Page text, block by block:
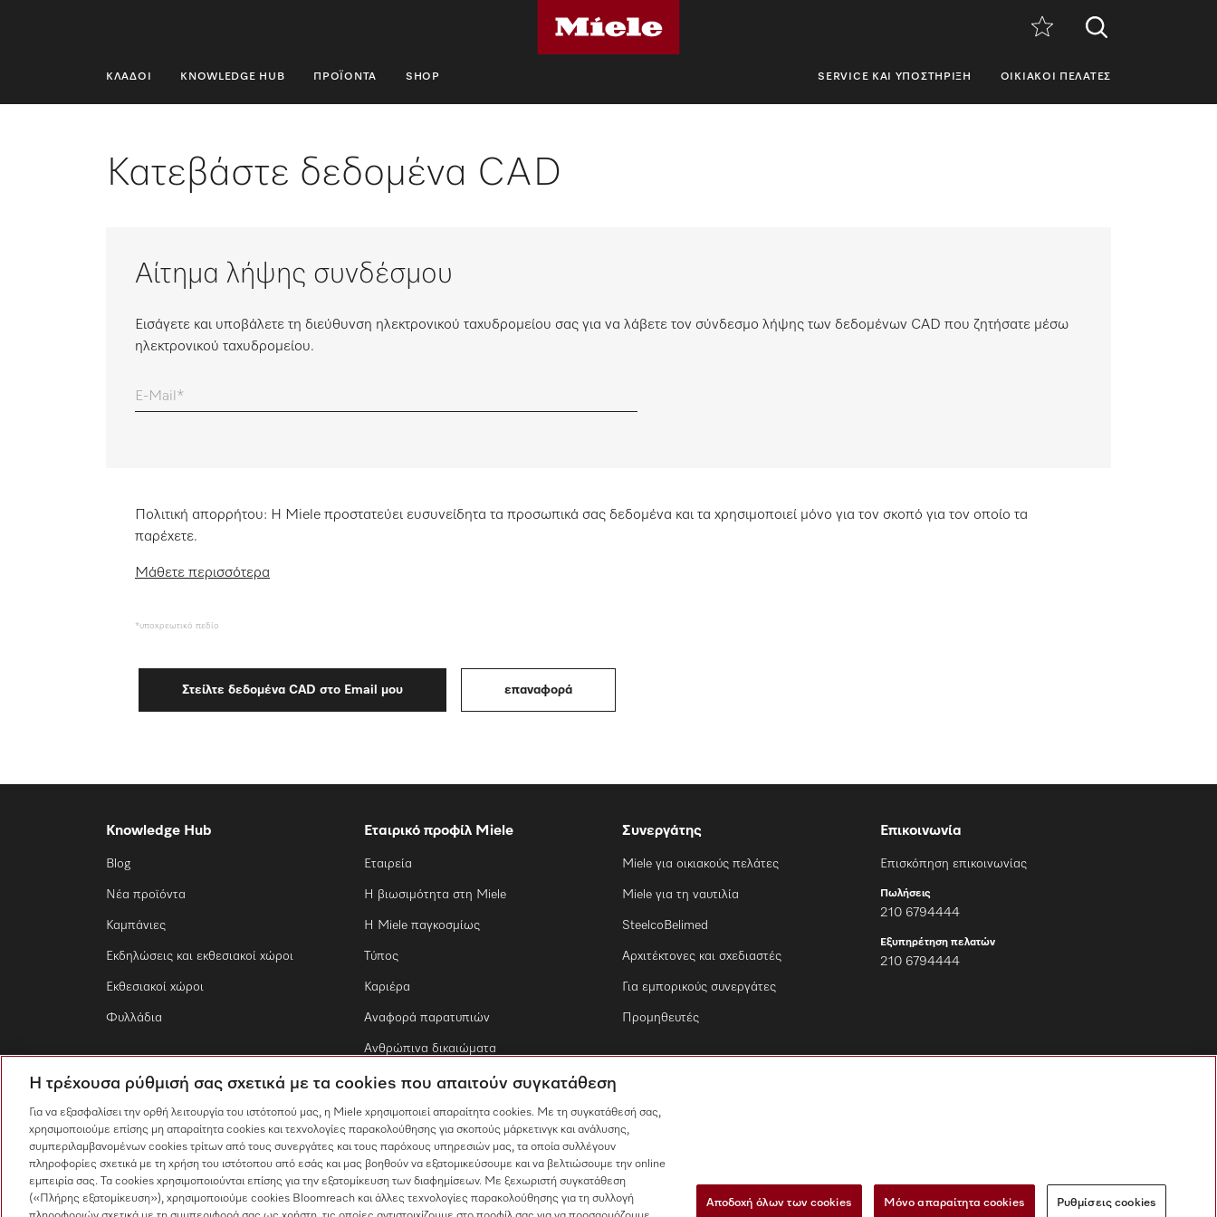
ΚΛΆΔΟΙ KNOWLEDGE HUB ΠΡΟΪΌΝΤΑ SHOP SERVICE ΚΑΙ ΥΠΟΣΤΉΡΙΞΗ ΟΙΚΙΑΚΟΊ ΠΕΛΆΤΕΣ
ΚΛΆΔΟΙ
SERVICE ΚΑΙ ΥΠΟΣΤΉΡΙΞΗ
Κατεβάστε δεδομένα CAD
Αίτημα λήψης συνδέσμου
Εισάγετε και υποβάλετε τη διεύθυνση ηλεκτρονικού ταχυδρομείου σας για να λάβετε τον σύνδεσμο λήψης των δεδομένων CAD που ζητήσατε μέσω
ηλεκτρονικού ταχυδρομείου.
E-Mail
Πολιτική απορρήτου: Η Miele προστατεύει ευσυνείδητα τα προσωπικά σας δεδομένα και τα χρησιμοποιεί μόνο για τον σκοπό για τον οποίο τα
παρέχετε.
Μάθετε περισσότερα
*υποχρεωτικό πεδίο
Knowledge Hub
Blog
Νέα προϊόντα
Καμπάνιες
Εκδηλώσεις και εκθεσιακοί χώροι
Εκθεσιακοί χώροι
Φυλλάδια
Εταιρικό προφίλ Miele
Εταιρεία
Η βιωσιμότητα στη Miele
Η Miele παγκοσμίως
Τύπος
Καριέρα
Αναφορά παρατυπιών
Ανθρώπινα δικαιώματα
Συνεργάτης
Miele για οικιακούς πελάτες
Miele για τη ναυτιλία
SteelcoBelimed
Αρχιτέκτονες και σχεδιαστές
Για εμπορικούς συνεργάτες
Προμηθευτές
Επικοινωνία
Επισκόπηση επικοινωνίας
Πωλήσεις
210 6794444
Εξυπηρέτηση πελατών
210 6794444
Η τρέχουσα ρύθμισή σας σχετικά με τα cookies που απαιτούν συγκατάθεση
Για να εξασφαλίσει την ορθή λειτουργία του ιστότοπού μας, η Miele χρησιμοποιεί απαραίτητα cookies. Με τη συγκατάθεσή σας,
χρησιμοποιούμε επίσης μη απαραίτητα cookies και τεχνολογίες παρακολούθησης για σκοπούς μάρκετινγκ και ανάλυσης,
συμπεριλαμβανομένων cookies τρίτων από τους συνεργάτες και τους παρόχους υπηρεσιών μας, τα οποία συλλέγουν
πληροφορίες σχετικά με τη χρήση του ιστότοπου από εσάς και μας βοηθούν να εξατομικεύσουμε και να βελτιώσουμε την online
εμπειρία σας. Τα cookies χρησιμοποιούνται επίσης για την εξατομίκευση των διαφημίσεων. Με ξεχωριστή συγκατάθεση
(«Πλήρης εξατομίκευση»), χρησιμοποιούμε cookies Bloomreach και άλλες τεχνολογίες παρακολούθησης για τη συλλογή
Αποδοχή όλων των cookies Μόνο απαραίτητα cookies Ρυθμίσεις cookies